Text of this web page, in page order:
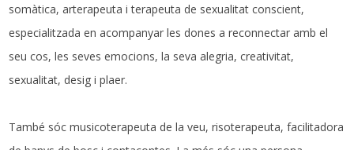
somàtica, arterapeuta i terapeuta de sexualitat conscient,
especialitzada en acompanyar les dones a reconnectar amb el
seu cos, les seves emocions, la seva alegria, creativitat,
sexualitat, desig i plaer.
També sóc musicoterapeuta de la veu, risoterapeuta, facilitadora